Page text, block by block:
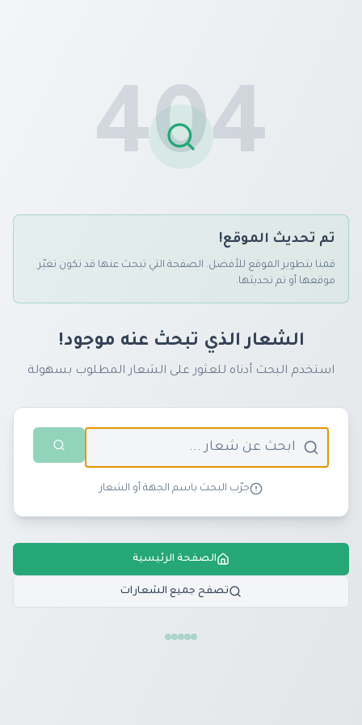
404
تم تحديث الموقع!
قمنا بتطوير الموقع للأفضل. الصفحة التي تبحث عنها قد تكون تغيّر
موقعها أو تم تحديثها.
الشعار الذي تبحث عنه موجود!
استخدم البحث أدناه للعثور على الشعار المطلوب بسهولة
جرّب البحث باسم الجهة أو الشعار
الصفحة الرئيسية
تصفح جميع الشعارات